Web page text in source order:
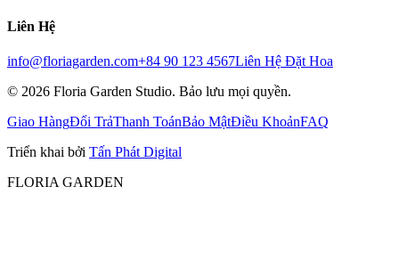
Liên Hệ
info@floriagarden.com+84 90 123 4567Liên Hệ Đặt Hoa
© 2026 Floria Garden Studio. Bảo lưu mọi quyền.
Giao HàngĐổi TrảThanh ToánBảo MậtĐiều KhoảnFAQ
Triển khai bởi Tấn Phát Digital
FLORIA GARDEN